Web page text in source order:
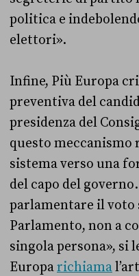
politica e
elettori».
Infine, Più Europa
preventiva del
presidenza del
questo meccanismo
sistema verso una
del capo del
parlamentare il voto
Parlamento, non a
singola persona», si
Europarichiama